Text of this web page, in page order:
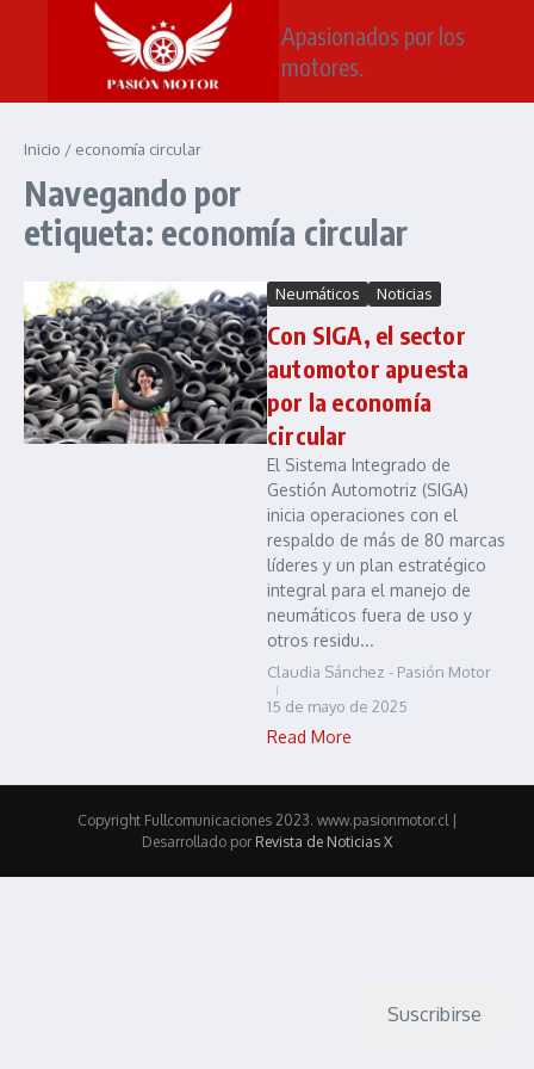
Saltar al contenido
Apasionados por los
motores.
Inicio / economía circular
Navegando por
etiqueta: economía circular
Neumáticos Noticias
Con SIGA, el sector
automotor apuesta
por la economía
circular
El Sistema Integrado de
Gestión Automotriz (SIGA)
inicia operaciones con el
respaldo de más de 80 marcas
líderes y un plan estratégico
integral para el manejo de
neumáticos fuera de uso y
otros residu...
Claudia Sánchez - Pasión Motor
15 de mayo de 2025
Read More
Copyright Fullcomunicaciones 2023. www.pasionmotor.cl |
Desarrollado por Revista de Noticias X
Suscribirse